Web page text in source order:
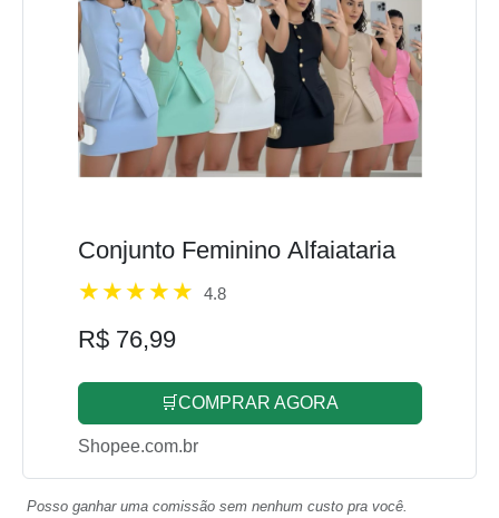
Conjunto Feminino Alfaiataria
4.8
R$ 76,99
🛒COMPRAR AGORA
Shopee.com.br
Posso ganhar uma comissão sem nenhum custo pra você.